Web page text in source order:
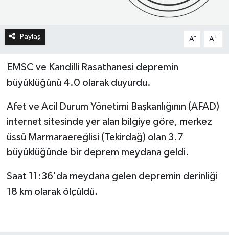
Paylaş A- A+
EMSC ve Kandilli Rasathanesi depremin
büyüklüğünü 4.0 olarak duyurdu.
Afet ve Acil Durum Yönetimi Başkanlığının (AFAD)
internet sitesinde yer alan bilgiye göre, merkez
üssü Marmaraereğlisi (Tekirdağ) olan 3.7
büyüklüğünde bir deprem meydana geldi.
Saat 11:36'da meydana gelen depremin derinliği
18 km olarak ölçüldü.